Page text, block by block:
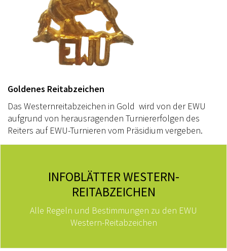
Goldenes Reitabzeichen
Das Westernreitabzeichen in Gold wird von der EWU
aufgrund von herausragenden Turniererfolgen des
Reiters auf EWU-Turnieren vom Präsidium vergeben.
INFOBLÄTTER WESTERN-
REITABZEICHEN
Alle Regeln und Bestimmungen zu den EWU
Western-Reitabzeichen